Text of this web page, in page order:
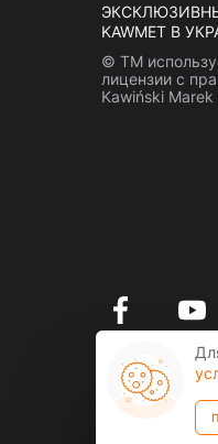
KAWMET В
© ТМ
лицензии с
Kawiński
Всі права
-